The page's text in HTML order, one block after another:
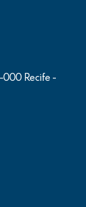
000 Recife -